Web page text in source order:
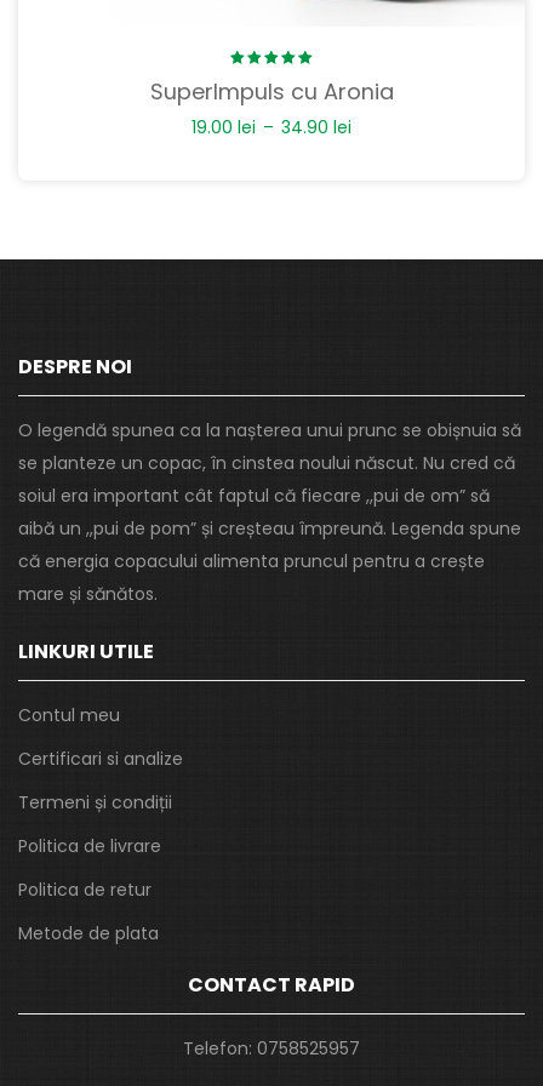
5.00 out
of 5
SuperImpuls cu Aronia
19.00 lei – 34.90 lei
DESPRE NOI
O legendă spunea ca la nașterea unui prunc se obișnuia să
se planteze un copac, în cinstea noului născut. Nu cred că
soiul era important cât faptul că fiecare ,,pui de om” să
aibă un ,,pui de pom” și creșteau împreună. Legenda spune
că energia copacului alimenta pruncul pentru a crește
mare și sănătos.
LINKURI UTILE
Contul meu
Certificari si analize
Termeni și condiții
Politica de livrare
Politica de retur
Metode de plata
CONTACT RAPID
Telefon: 0758525957